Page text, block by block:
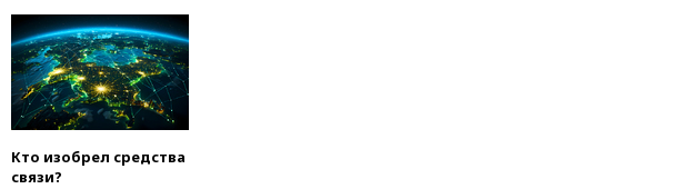
пост президента
16:50Politico: «Газовая
Германии ставит под
европейскую зиму»
Беспилотник
вблизи
Кто изобрел средства
связи?